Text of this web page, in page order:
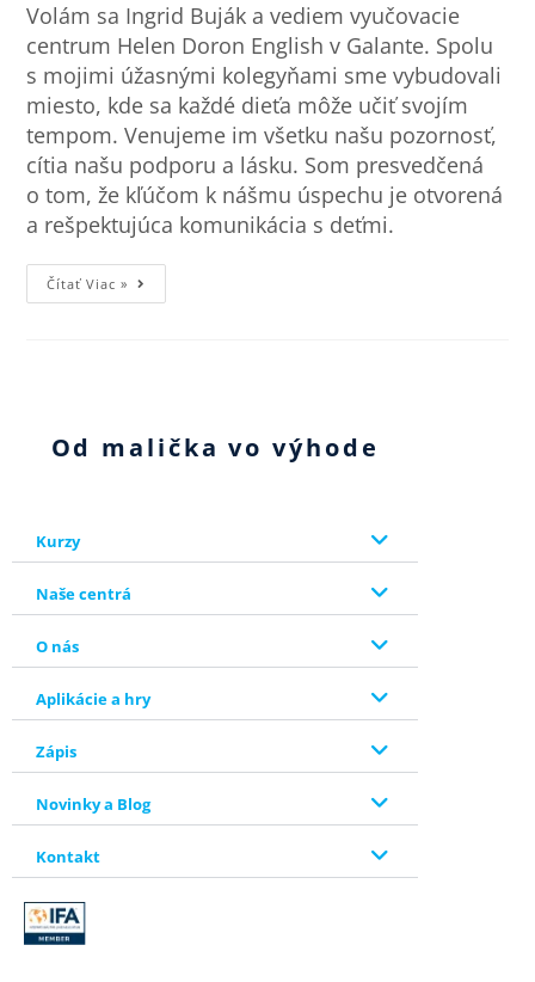
Volám sa Ingrid Buják a vediem vyučovacie
centrum Helen Doron English v Galante. Spolu
s mojimi úžasnými kolegyňami sme vybudovali
miesto, kde sa každé dieťa môže učiť svojím
tempom. Venujeme im všetku našu pozornosť,
cítia našu podporu a lásku. Som presvedčená
o tom, že kľúčom k nášmu úspechu je otvorená
a rešpektujúca komunikácia s deťmi.
Čítať Viac »
Od malička vo výhode
Kurzy
Naše centrá
O nás
Aplikácie a hry
Zápis
Novinky a Blog
Kontakt